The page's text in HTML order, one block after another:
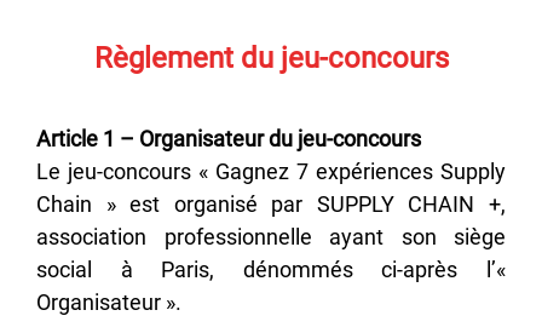
Règlement du jeu-concours
Article 1 – Organisateur du jeu-concours
Le jeu-concours « Gagnez 7 expériences Supply
Chain » est organisé par SUPPLY CHAIN +,
association professionnelle ayant son siège
social à Paris, dénommés ci-après l’«
Organisateur ».